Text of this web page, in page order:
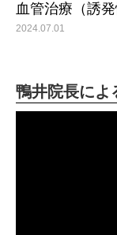
血管治療（誘発
2024.07.01
鴨井院長によ